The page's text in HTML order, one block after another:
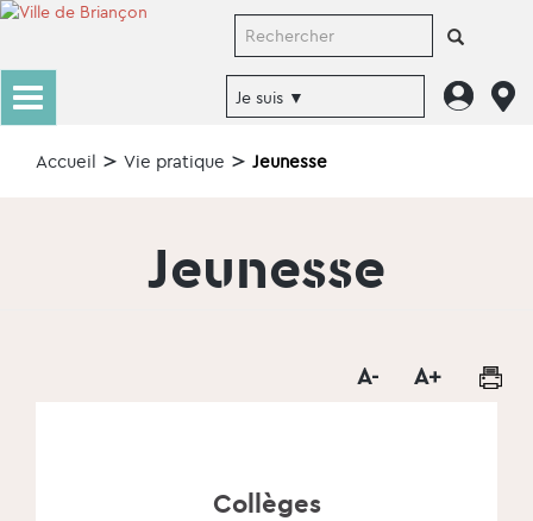
Accueil Vie pratique Jeunesse
Jeunesse
Collèges